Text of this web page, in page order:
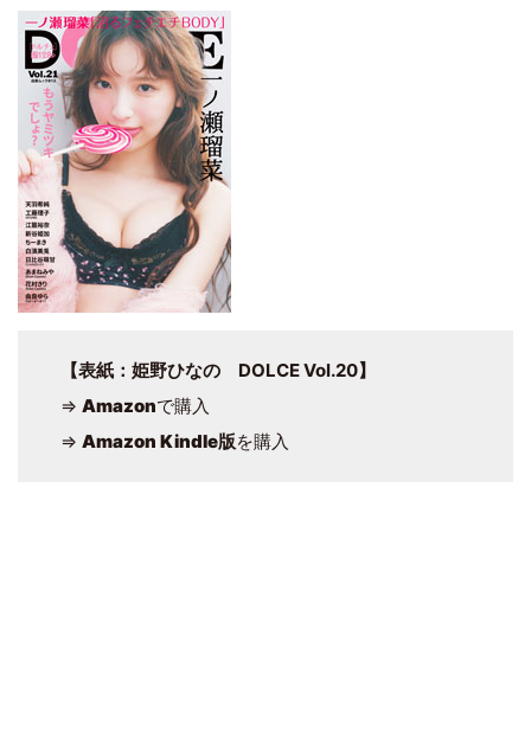
【表紙：姫野ひなの DOLCE Vol.20】
⇒ Amazonで購入
⇒ Amazon Kindle版を購入